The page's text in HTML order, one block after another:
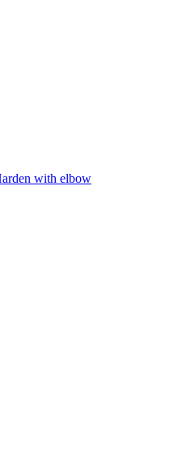
with elbow